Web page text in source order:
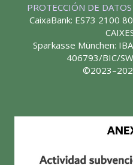
PROTECCIÓN DE DATOS
CaixaBank: ES73 2100
Sparkasse München:
406793/BIC/